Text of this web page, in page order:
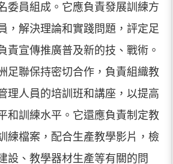
委員組成。它應負責發展訓練方
，解決理論和實踐問題，評定足
責宣傳推廣普及新的技、戰術。
足聯保持密切合作，負責組織教
理人員的培訓班和講座，以提高
和訓練水平。它還應負責制定教
練檔案，配合生產教學影片，檢
設、教學器材生產等有關的問